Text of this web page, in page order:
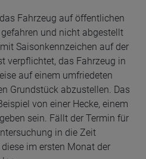
Fahrzeug auf öffentlichen
und nicht abgestellt
Saisonkennzeichen auf der
verpflichtet, das Fahrzeug in
auf einem umfriedeten
Grundstück abzustellen. Das
von einer Hecke, einem
sein. Fällt der Termin für
in die Zeit
im ersten Monat der